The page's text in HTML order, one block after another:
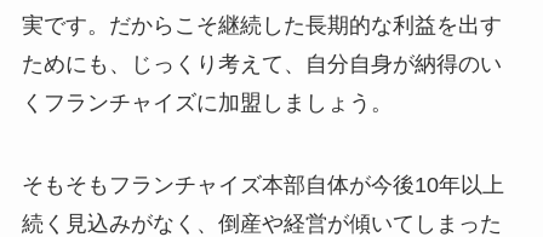
実です。だからこそ継続した長期的な利益を出す
ためにも、じっくり考えて、自分自身が納得のい
くフランチャイズに加盟しましょう。
そもそもフランチャイズ本部自体が今後10年以上
続く見込みがなく、倒産や経営が傾いてしまった